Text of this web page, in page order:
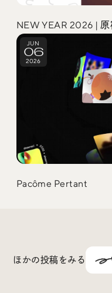
@iDID.team
FOURDIGIT
Collaboration with
NEW YEAR 2026 |
JUN
06
2026
Pacôme Pertant
ほかの投稿をみる